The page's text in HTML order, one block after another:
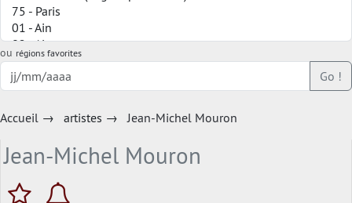
ou régions favorites
Go !
Accueil → artistes → Jean-Michel Mouron
Jean-Michel Mouron